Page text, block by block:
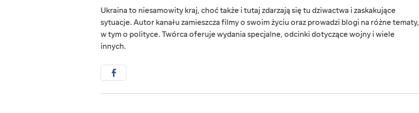
Ukraina to niesamowity kraj, choć także i tutaj zdarzają się tu dziwactwa i zaskakujące
sytuacje. Autor kanału zamieszcza filmy o swoim życiu oraz prowadzi blogi na różne tematy,
w tym o polityce. Twórca oferuje wydania specjalne, odcinki dotyczące wojny i wiele
innych.